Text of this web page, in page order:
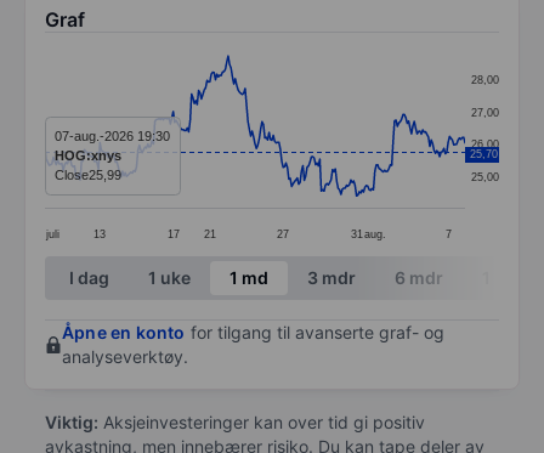
Graf
Line chart with 299 data points.
The chart has 1 X axis displaying categories.
The chart has 1 Y axis displaying values. Data
juli 13 17 21 27 31 aug. 7
25,00
26,00
27,00
28,00
25,70
07-aug.-2026 19:30
HOG:xnys
Close25,99
End of interactive chart.
I dag 1 uke 1 md 3 mdr 6 mdr
Åpne en konto for tilgang til avanserte graf- og
analyseverktøy.
Viktig: Aksjeinvesteringer kan over tid gi positiv
avkastning, men innebærer risiko. Du kan tape deler av